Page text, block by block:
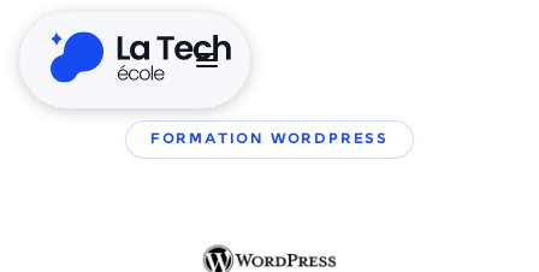
FORMATION WORDPRESS